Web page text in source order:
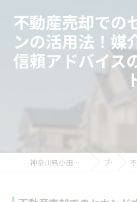
不動産売却での
ンの活用法！媒
信頼アドバイス
神奈川県小田原市の不動産ならミナミノイエ ブログ 不動